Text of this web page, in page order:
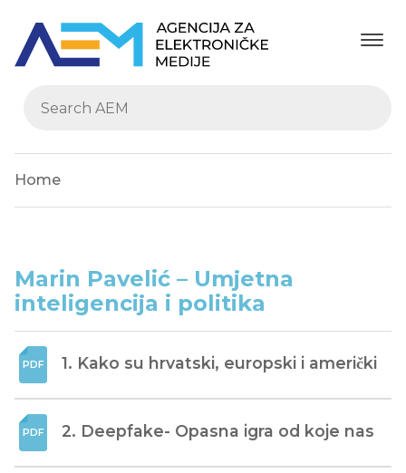
Home
Marin Pavelić – Umjetna
inteligencija i politika
1. Kako su hrvatski, europski i američki
2. Deepfake- Opasna igra od koje nas